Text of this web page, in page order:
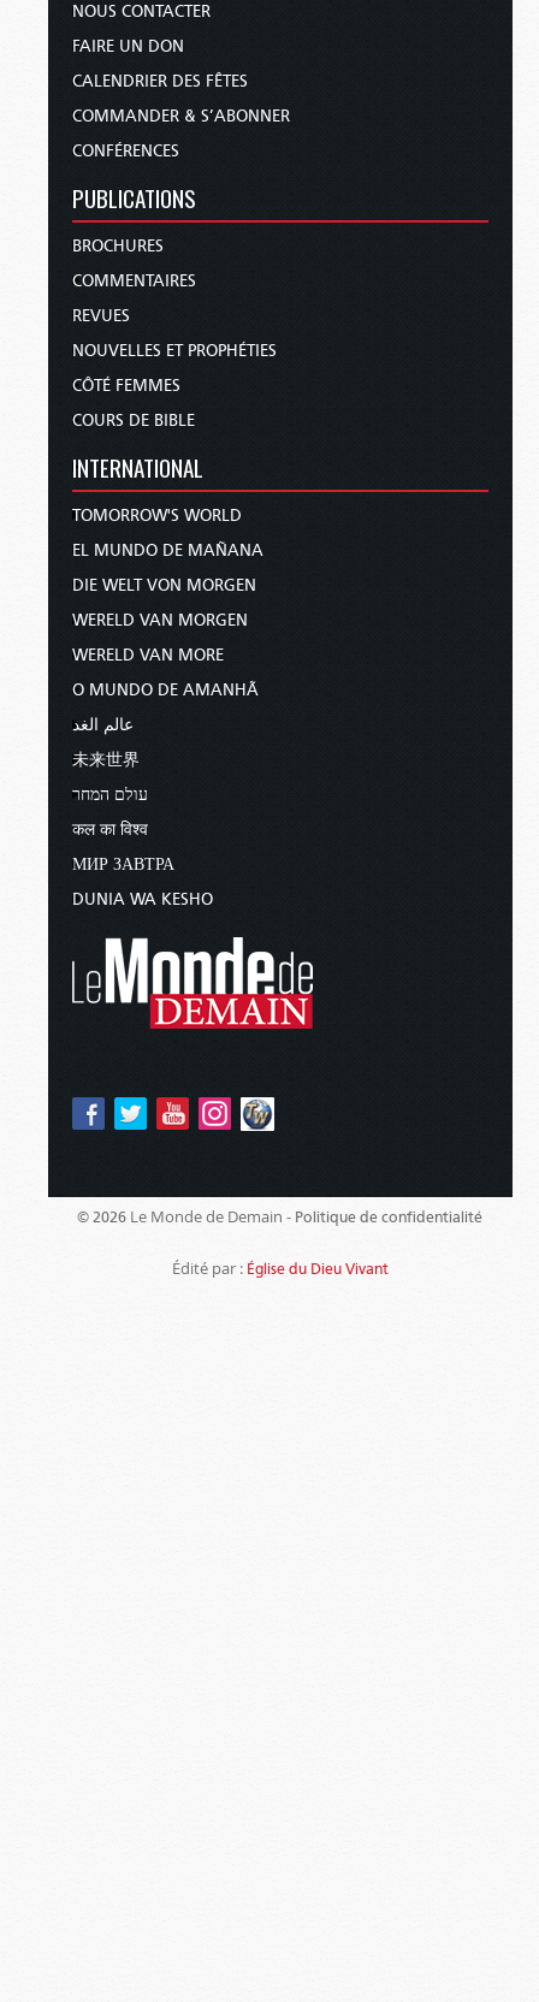
NOUS CONTACTER
FAIRE UN DON
CALENDRIER DES FÊTES
COMMANDER & S’ABONNER
CONFÉRENCES
PUBLICATIONS
BROCHURES
COMMENTAIRES
REVUES
NOUVELLES ET PROPHÉTIES
CÔTÉ FEMMES
COURS DE BIBLE
INTERNATIONAL
TOMORROW'S WORLD
EL MUNDO DE MAÑANA
DIE WELT VON MORGEN
WERELD VAN MORGEN
WERELD VAN MORE
O MUNDO DE AMANHÃ
عالم الغد
未来世界
עולם המחר
कल का विश्व
МИР ЗАВТРА
DUNIA WA KESHO
© 2026 Le Monde de Demain - Politique de confidentialité
Édité par : Église du Dieu Vivant